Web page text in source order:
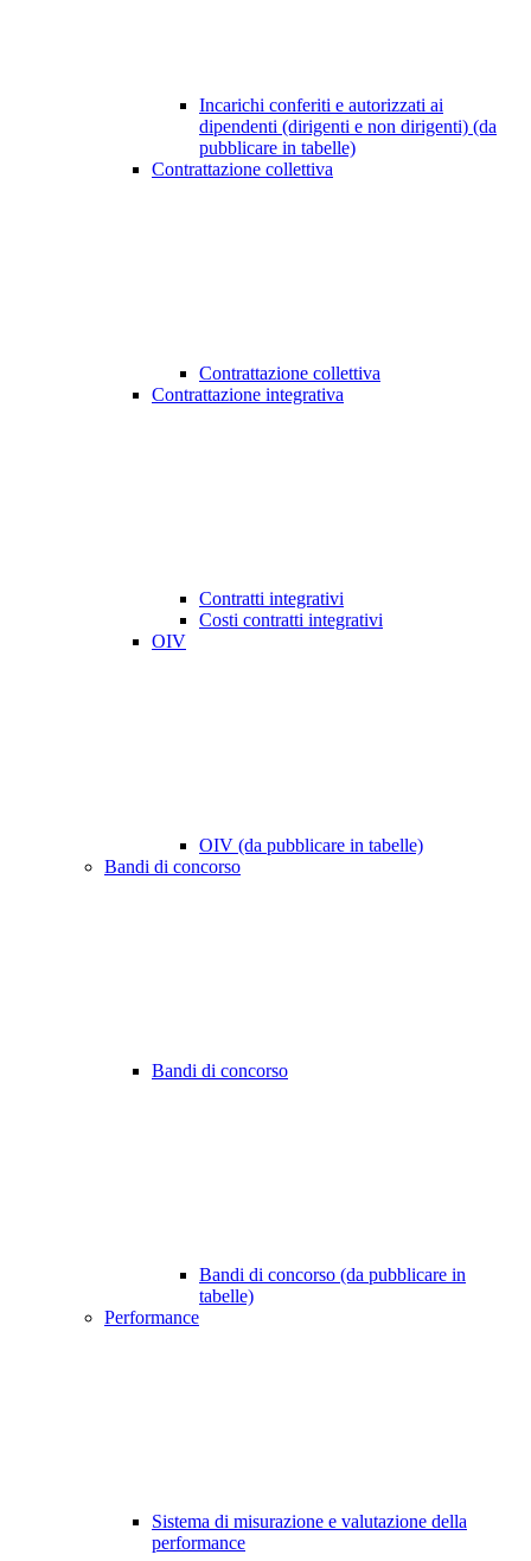
Incarichi conferiti e autorizzati ai
dipendenti (dirigenti e non dirigenti) (da
pubblicare in tabelle)
Contrattazione collettiva
Contrattazione collettiva
Contrattazione integrativa
Contratti integrativi
Costi contratti integrativi
OIV
OIV (da pubblicare in tabelle)
Bandi di concorso
Bandi di concorso
Bandi di concorso (da pubblicare in
tabelle)
Performance
Sistema di misurazione e valutazione della
performance